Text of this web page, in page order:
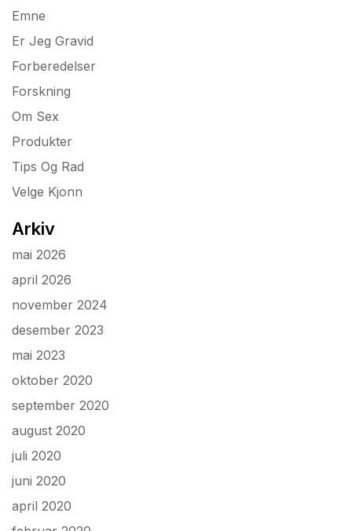
Emne
Er Jeg Gravid
Forberedelser
Forskning
Om Sex
Produkter
Tips Og Rad
Velge Kjonn
Arkiv
mai 2026
april 2026
november 2024
desember 2023
mai 2023
oktober 2020
september 2020
august 2020
juli 2020
juni 2020
april 2020